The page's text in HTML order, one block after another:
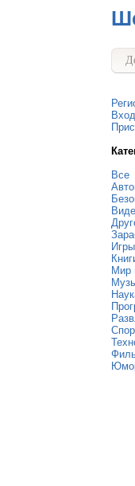
Вход
Все
Игры
Мир